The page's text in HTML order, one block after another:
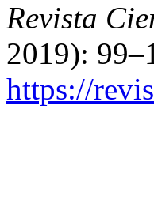
Revista
2019):
https://